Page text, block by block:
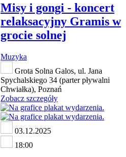
Misy i gongi - koncert
relaksacyjny Gramis w
grocie solnej
Muzyka
Grota Solna Galos, ul. Jana
Spychalskiego 34 (parter pływalni
Chwiałka), Poznań
Zobacz szczegóły
03.12.2025
18:00